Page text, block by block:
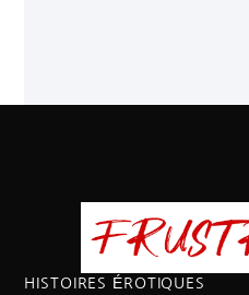
HISTOIRES ÉROTIQUES